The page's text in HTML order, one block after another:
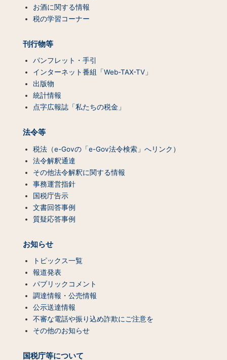
お酒に関する情報
税の学習コーナー
刊行物等
パンフレット・手引
インターネット番組「Web-TAX-TV」
出版物
統計情報
点字広報誌「私たちの税金」
法令等
税法（e-Govの「e-Gov法令検索」へリンク）
法令解釈通達
その他法令解釈に関する情報
事務運営指針
国税庁告示
文書回答事例
質疑応答事例
お知らせ
トピックス一覧
報道発表
パブリックコメント
調達情報・公売情報
公示送達情報
不審な電話や振り込め詐欺にご注意を
その他のお知らせ
国税庁等について